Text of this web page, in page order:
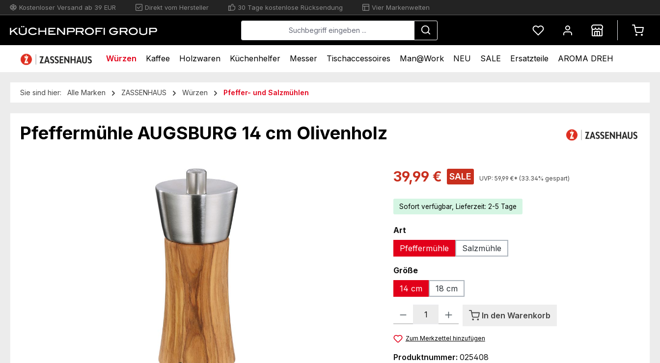
Hauptinhalt springen
Zur Suche springen
Zur Hauptnavigation springen
Kostenloser Versand ab 39 EUR Direkt vom Hersteller 30 Tage kostenlose Rücksendung Vier Markenwelten
Du hast 0 Produkte auf dem
Würzen Kaffee Holzwaren Küchenhelfer Messer Tischaccessoires Man@Work NEU SALE Ersatzteile AROMA DREH
Sie sind hier: Alle Marken ZASSENHAUS Würzen Pfeffer- und Salzmühlen
Pfeffermühle AUGSBURG 14 cm Olivenholz
Verkaufspreis:
39,99 € SALE UVP: 59,99 €* (33.34% gespart)
Sofort verfügbar, Lieferzeit: 2-5 Tage
Artauswählen
Pfeffermühle
Salzmühle
Größeauswählen
14 cm
18 cm
Produkt Anzahl: Gib den gewünschten Wert ein oder benutze die Schaltflächen
In den Warenkorb
Zum Merkzettel hinzufügen
Produktnummer: 025408